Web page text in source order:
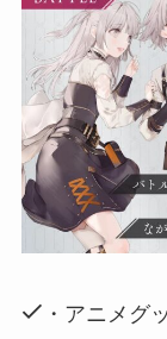
・アニメグ